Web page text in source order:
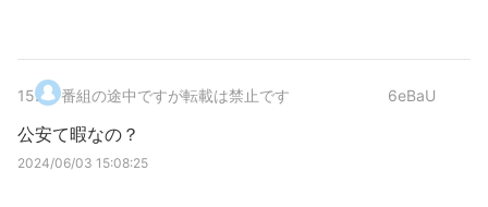
15. 番組の途中ですが転載は禁止です 6eBaU
公安て暇なの？
2024/06/03 15:08:25